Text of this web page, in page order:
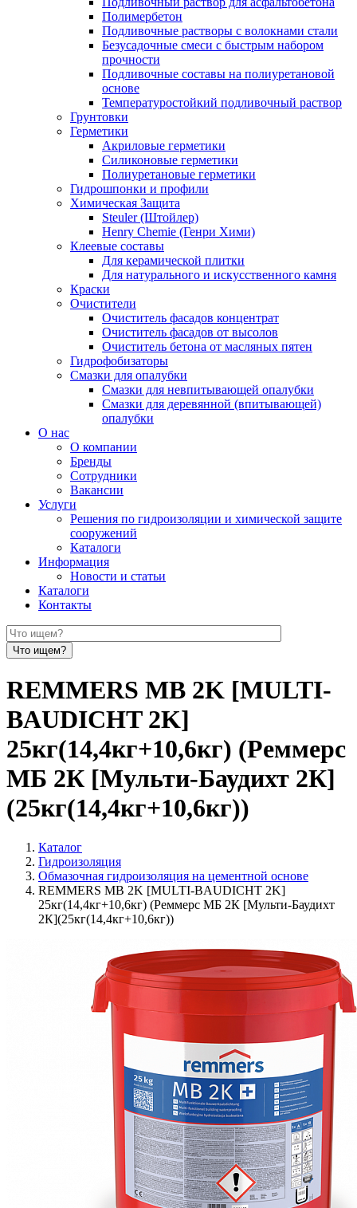
Полимербетон
Подливочные растворы с волокнами стали
Безусадочные смеси с быстрым набором
прочности
Подливочные составы на полиуретановой
основе
Температуростойкий подливочный раствор
Грунтовки
Герметики
Акриловые герметики
Силиконовые герметики
Полиуретановые герметики
Гидрошпонки и профили
Химическая Защита
Steuler (Штойлер)
Henry Chemie (Генри Хими)
Клеевые составы
Для керамической плитки
Для натурального и искусственного камня
Краски
Очистители
Очиститель фасадов концентрат
Очиститель фасадов от высолов
Очиститель бетона от масляных пятен
Гидрофобизаторы
Смазки для опалубки
Смазки для невпитывающей опалубки
Смазки для деревянной (впитывающей)
опалубки
О нас
О компании
Бренды
Сотрудники
Вакансии
Услуги
Решения по гидроизоляции и химической защите
сооружений
Каталоги
Информация
Новости и статьи
Каталоги
Контакты
REMMERS MB 2K [MULTI-
BAUDICHT 2K]
25кг(14,4кг+10,6кг) (Реммерс
МБ 2К [Мульти-Баудихт 2К]
(25кг(14,4кг+10,6кг))
Каталог
Гидроизоляция
Обмазочная гидроизоляция на цементной основе
REMMERS MB 2K [MULTI-BAUDICHT 2K]
25кг(14,4кг+10,6кг) (Реммерс МБ 2К [Мульти-Баудихт
2К](25кг(14,4кг+10,6кг))